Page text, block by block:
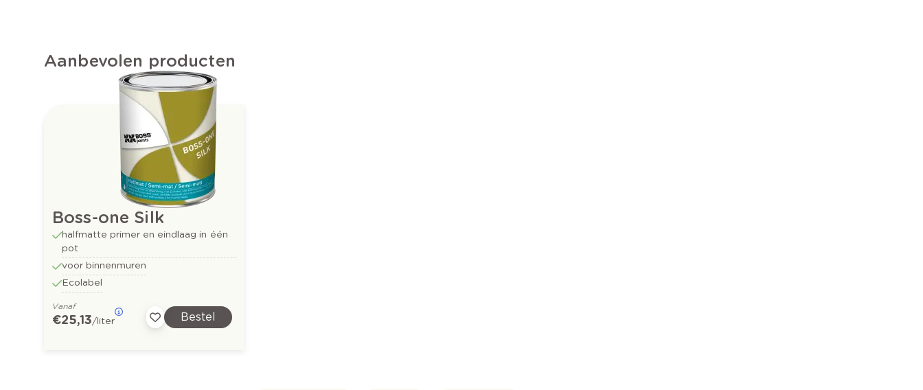
Aanbevolen producten
Boss-one Silk
halfmatte primer en eindlaag in één
pot
voor binnenmuren
Ecolabel
Vanaf
€ 25,13/liter Bestel